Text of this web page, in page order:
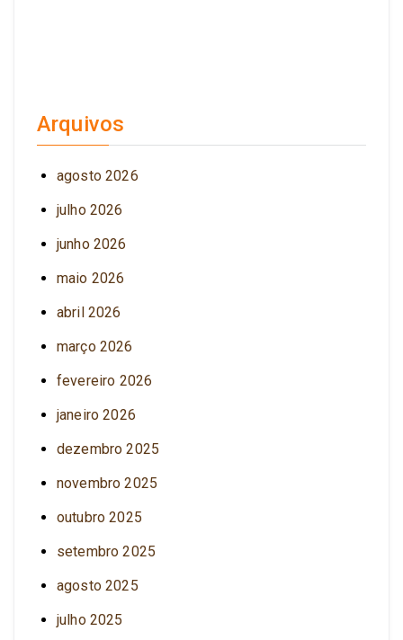
Arquivos
agosto 2026
julho 2026
junho 2026
maio 2026
abril 2026
março 2026
fevereiro 2026
janeiro 2026
dezembro 2025
novembro 2025
outubro 2025
setembro 2025
agosto 2025
julho 2025